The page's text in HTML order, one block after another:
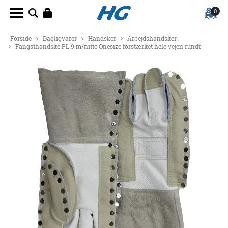
0
Forside Dagligvarer Handsker
Arbejdshandsker
Fangsthandske PL 9 m/nitte Onesize forstærket hele vejen rundt